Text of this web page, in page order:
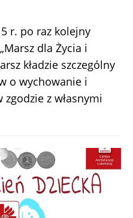
r. po raz kolejny
dla Życia i
kładzie szczególny
o wychowanie i
z własnymi